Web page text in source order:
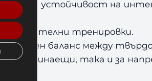
устойчивост на
тренировки.
баланс между
за начинаещи, така и за